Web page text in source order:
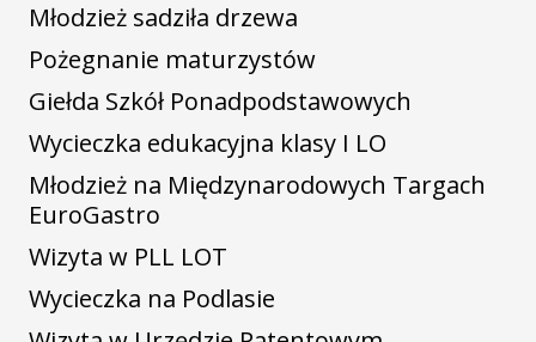
Młodzież sadziła drzewa
Pożegnanie maturzystów
Giełda Szkół Ponadpodstawowych
Wycieczka edukacyjna klasy I LO
Młodzież na Międzynarodowych Targach
EuroGastro
Wizyta w PLL LOT
Wycieczka na Podlasie